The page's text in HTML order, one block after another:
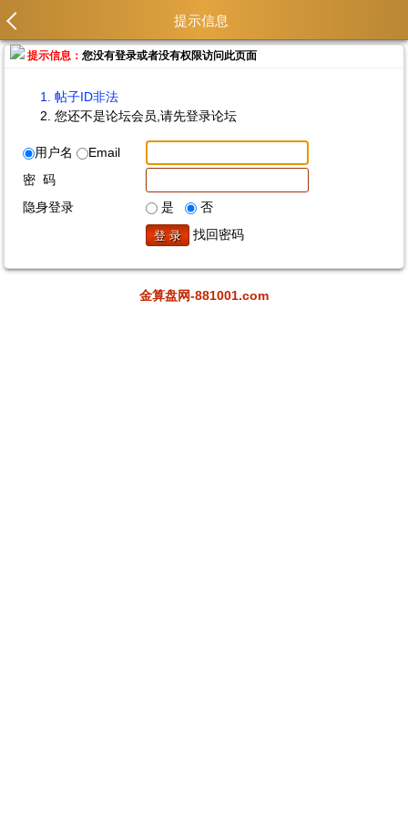
提示信息
提示信息：您没有登录或者没有权限访问此页面
帖子ID非法
您还不是论坛会员,请先登录论坛
用户名
Email
密 码
隐身登录
是
否
找回密码
金算盘网-881001.com